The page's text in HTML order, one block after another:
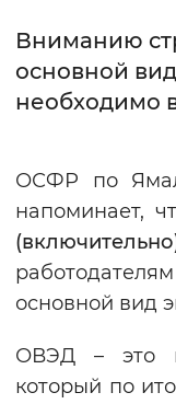
Вниманию
основной
необходимо
ОСФР по
напоминает,
основной вид
ОВЭД – это
который по